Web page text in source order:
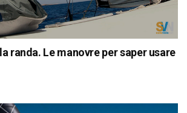
randa. Le manovre per saper usare